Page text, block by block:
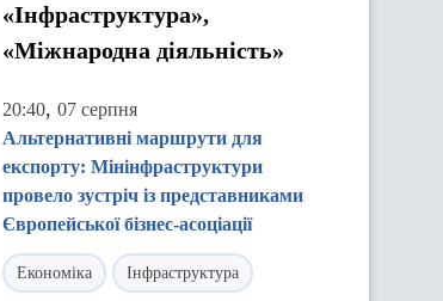
«Інфраструктура»,
«Міжнародна діяльність»
20:40, 07 серпня
Альтернативні маршрути для
експорту: Мінінфраструктури
провело зустріч із представниками
Європейської бізнес-асоціації
Економіка Інфраструктура